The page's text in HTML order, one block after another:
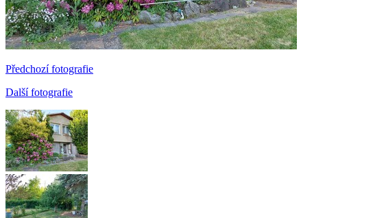
Předchozí fotografie
Další fotografie